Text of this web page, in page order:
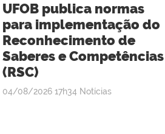
UFOB publica normas
para implementação do
Reconhecimento de
Saberes e Competências
(RSC)
publicado
04/08/2026 17h34 Notícias